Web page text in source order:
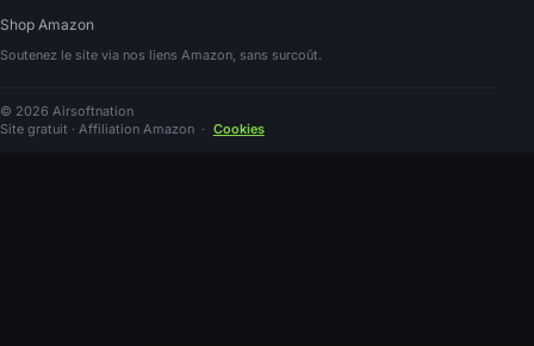
Shop Amazon
Soutenez le site via nos liens Amazon, sans surcoût.
© 2026 Airsoftnation
Site gratuit · Affiliation Amazon · Cookies